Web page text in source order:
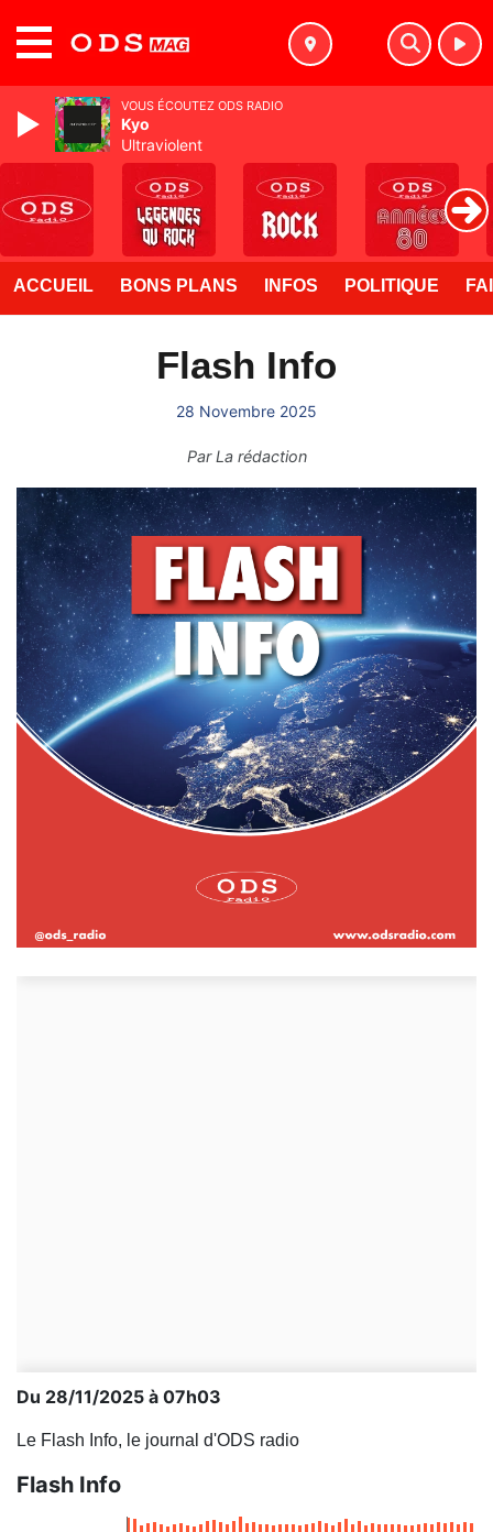
ACCUEIL BONS PLANS INFOS POLITIQUE
Flash Info
28 Novembre 2025
ParLa rédaction
Du 28/11/2025 à 07h03
Le Flash Info, le journal d'ODS radio
Flash Info
VOUS ÉCOUTEZ ODS RADIO
Kyo
Ultraviolent